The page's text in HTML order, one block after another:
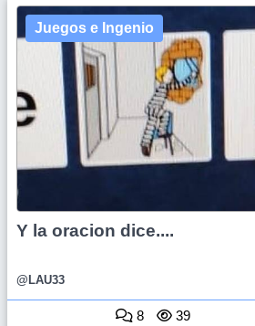
Juegos e Ingenio
Y la oracion dice....
@LAU33
8 39